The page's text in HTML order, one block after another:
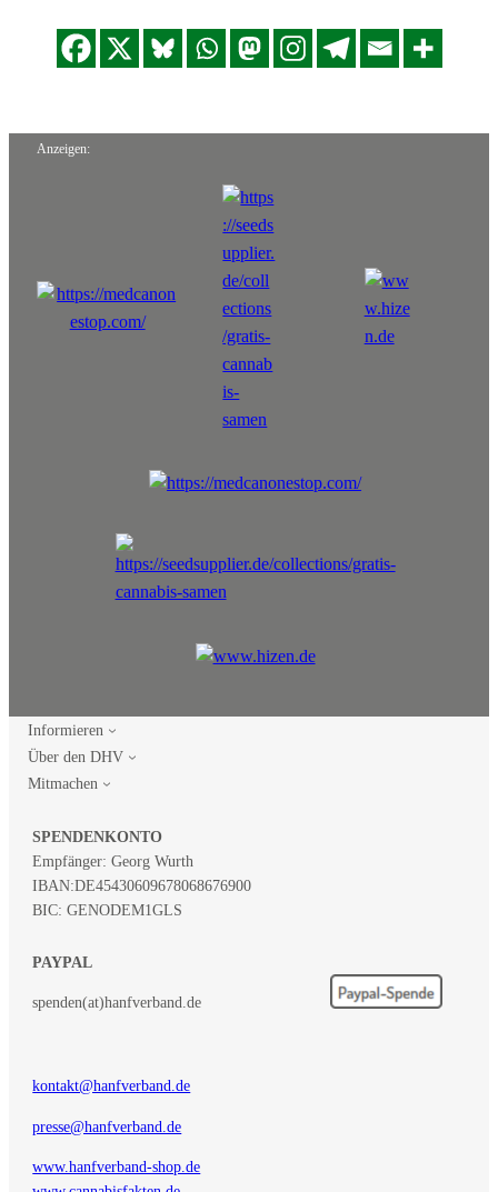
Anzeigen:
Informieren
Über den DHV
Mitmachen
SPENDENKONTO
Empfänger: Georg Wurth
IBAN:DE45430609678068676900
BIC: GENODEM1GLS
PAYPAL
spenden(at)hanfverband.de
kontakt@hanfverband.de
presse@hanfverband.de
www.hanfverband-shop.de